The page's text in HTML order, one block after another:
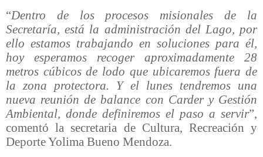
“Dentro de los procesos misionales de la
Secretaría, está la administración del Lago, por
ello estamos trabajando en soluciones para él,
hoy esperamos recoger aproximadamente 28
metros cúbicos de lodo que ubicaremos fuera de
la zona protectora. Y el lunes tendremos una
nueva reunión de balance con Carder y Gestión
Ambiental, donde definiremos el paso a servir”,
comentó la secretaria de Cultura, Recreación y
Deporte Yolima Bueno Mendoza.